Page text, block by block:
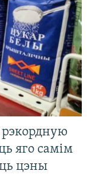
рэкордную
яго самім
цэны